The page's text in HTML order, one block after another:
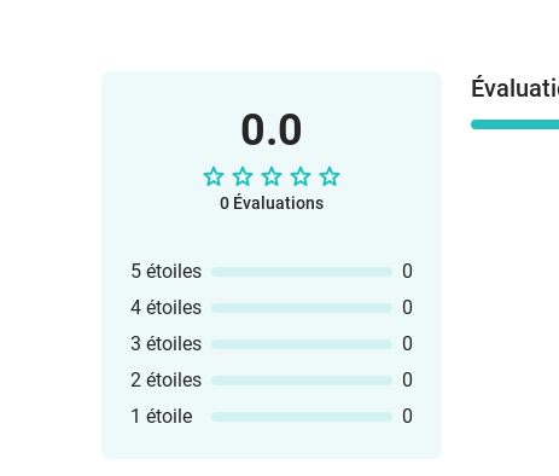
0.0
0 Évaluations
5 étoiles
0
4 étoiles
0
3 étoiles
0
2 étoiles
0
1 étoile
0